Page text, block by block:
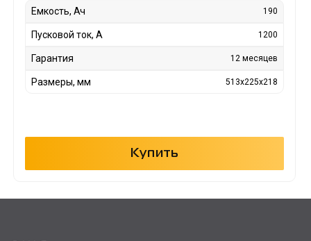
Емкость, Ач 190
Пусковой ток, А 1200
Гарантия 12 месяцев
Размеры, мм 513x225x218
Купить